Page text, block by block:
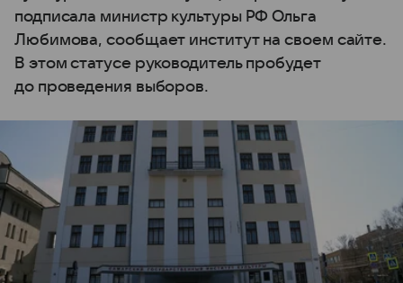
подписала министр культуры РФ Ольга
Любимова, сообщает институт на своем сайте.
В этом статусе руководитель пробудет
до проведения выборов.